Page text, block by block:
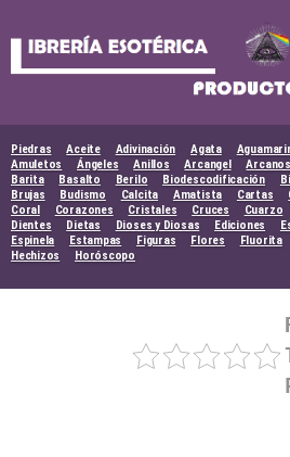
Piedras Aceite Adivinación Agata
Amuletos
Ángeles Anillos Arcangel Arcanos
Barita
Basalto Berilo Biodescodificación
Brujas
Budismo Calcita Amatista Cartas
Coral
Corazones Cristales Cruces Cuarzo
Dientes
Dietas Dioses y Diosas Ediciones
Espinela
Estampas Figuras Flores Fluorita
Hechizos
Horóscopo